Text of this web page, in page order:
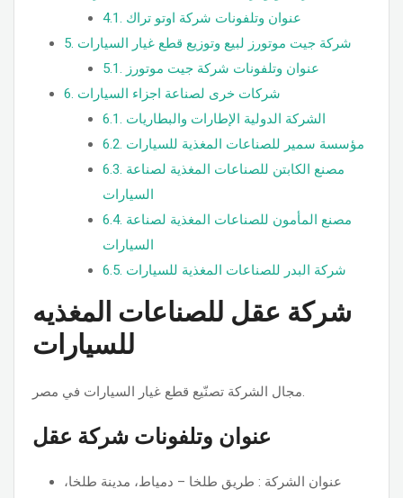
4.1. عنوان وتلفونات شركة اوتو تراك
5. شركة جيت موتورز لبيع وتوزيع قطع غيار السيارات
5.1. عنوان وتلفونات شركة جيت موتورز
6. شركات خرى لصناعة اجزاء السيارات
6.1. الشركة الدولية الإطارات والبطاريات
6.2. مؤسسة سمير للصناعات المغذية للسيارات
6.3.
السيارات
6.4.
السيارات
6.5. شركة البدر للصناعات المغذية للسيارات
شركة عقل للصناعات المغذيه
للسيارات
مجال الشركة تصنّيع قطع غيار السيارات في مصر.
عنوان وتلفونات شركة عقل
عنوان الشركة : طريق طلخا – دمياط، مدينة طلخا،